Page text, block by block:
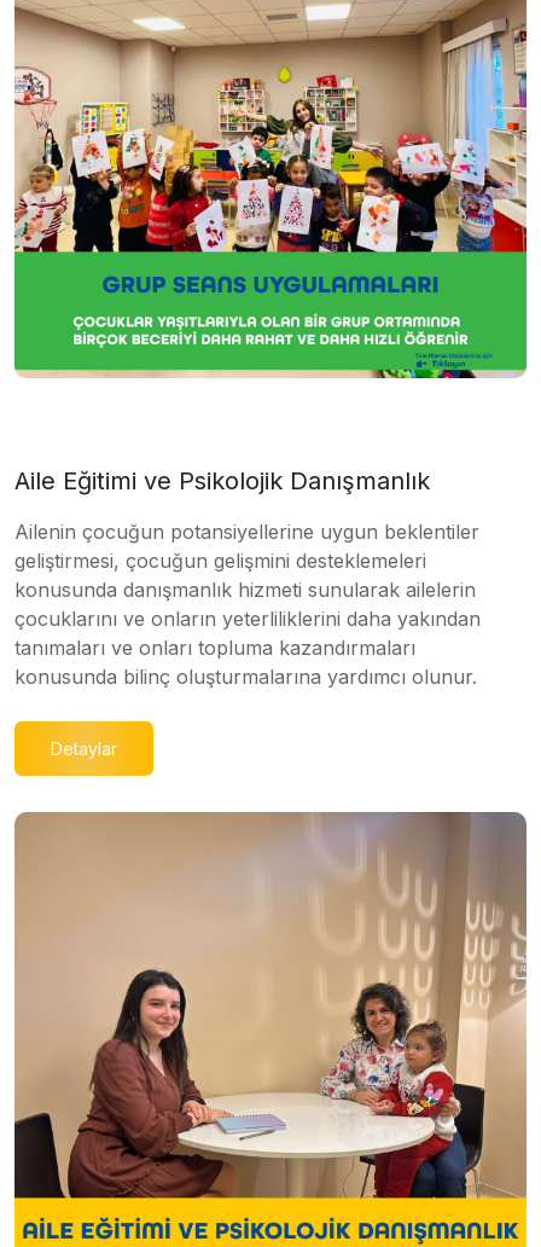
Aile Eğitimi ve Psikolojik Danışmanlık
Ailenin çocuğun potansiyellerine uygun beklentiler
geliştirmesi, çocuğun gelişmini desteklemeleri
konusunda danışmanlık hizmeti sunularak ailelerin
çocuklarını ve onların yeterliliklerini daha yakından
tanımaları ve onları topluma kazandırmaları
konusunda bilinç oluşturmalarına yardımcı olunur.
Detaylar